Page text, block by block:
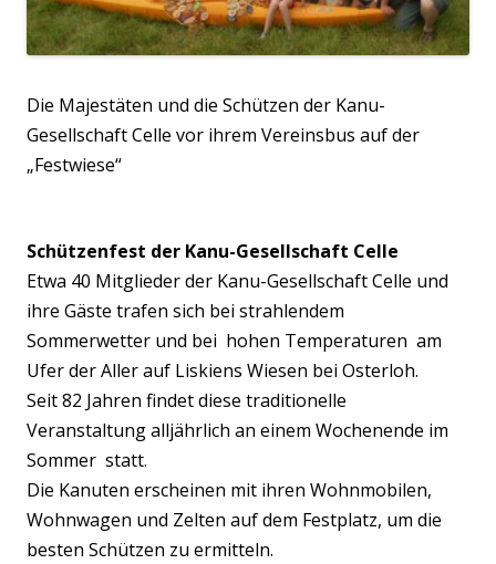
Die Majestäten und die Schützen der Kanu-
Gesellschaft Celle vor ihrem Vereinsbus auf der
„Festwiese“
Schützenfest der Kanu-Gesellschaft Celle
Etwa 40 Mitglieder der Kanu-Gesellschaft Celle und
ihre Gäste trafen sich bei strahlendem
Sommerwetter und bei hohen Temperaturen am
Ufer der Aller auf Liskiens Wiesen bei Osterloh.
Seit 82 Jahren findet diese traditionelle
Veranstaltung alljährlich an einem Wochenende im
Sommer statt.
Die Kanuten erscheinen mit ihren Wohnmobilen,
Wohnwagen und Zelten auf dem Festplatz, um die
besten Schützen zu ermitteln.